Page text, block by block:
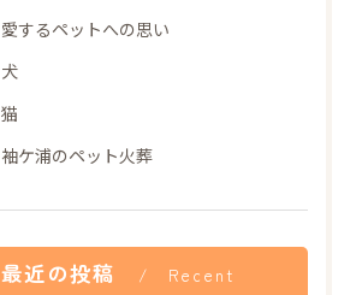
愛するペットへの思い
犬
猫
袖ケ浦のペット火葬
最近の投稿
Recent